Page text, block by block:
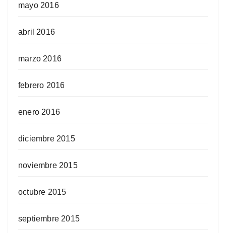
mayo 2016
abril 2016
marzo 2016
febrero 2016
enero 2016
diciembre 2015
noviembre 2015
octubre 2015
septiembre 2015